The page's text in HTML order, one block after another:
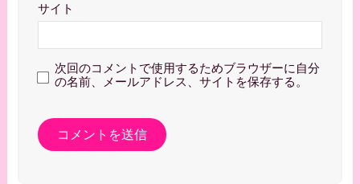
サイト
次回のコメントで使用するためブラウザーに自分
の名前、メールアドレス、サイトを保存する。